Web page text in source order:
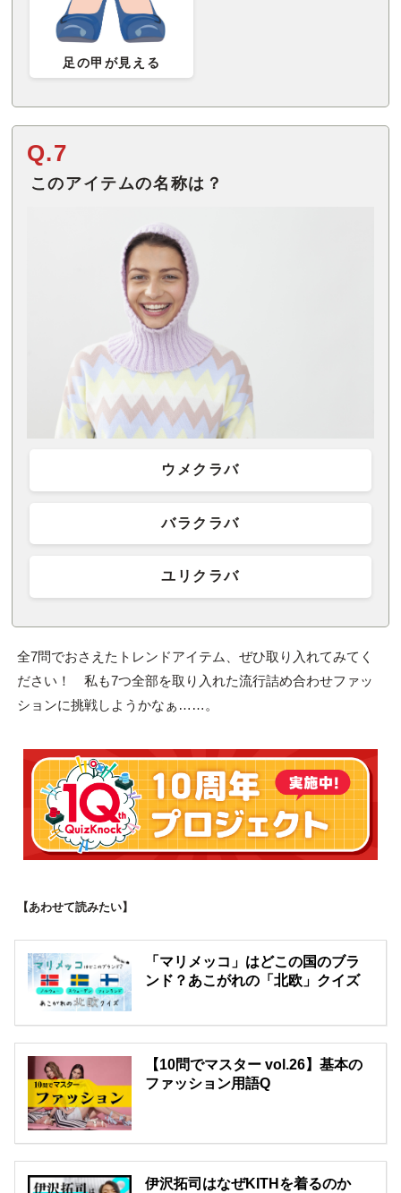
足の甲が見える
Q.7
このアイテムの名称は？
ウメクラバ
バラクラバ
ユリクラバ
全7問でおさえたトレンドアイテム、ぜひ取り入れてみてく
ださい！ 私も7つ全部を取り入れた流行詰め合わせファッ
ションに挑戦しようかなぁ……。
【あわせて読みたい】
「マリメッコ」はどこの国のブラ
ンド？あこがれの「北欧」クイズ
【10問でマスター vol.26】基本の
ファッション用語Q
伊沢拓司はなぜKITHを着るのか